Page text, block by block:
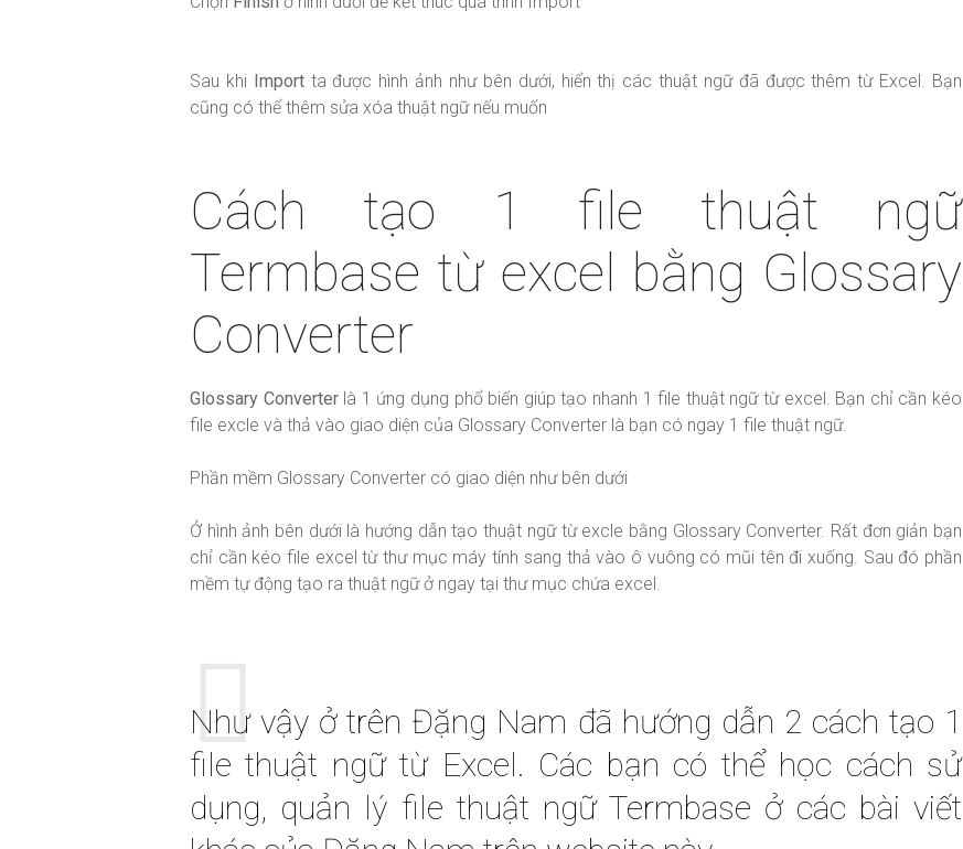
Sau khi Importta được hình ảnh như bên dưới, hiển thị các thuật ngữ đã được thêm từ Excel. Bạn
cũng có thể thêm sửa xóa thuật ngữ nếu muốn
Cách tạo 1 file thuật ngữ
Termbase từ excel bằng Glossary
Converter
Glossary Converter là 1 ứng dụng phổ biến giúp tạo nhanh 1 file thuật ngữ từ excel. Bạn chỉ cần kéo
file excle và thả vào giao diện của Glossary Converter là bạn có ngay 1 file thuật ngữ.
Phần mềm Glossary Converter có giao diện như bên dưới
Ở hình ảnh bên dưới là hướng dẫn tạo thuật ngữ từ excle bằng Glossary Converter. Rất đơn giản bạn
chỉ cần kéo file excel từ thư mục máy tính sang thả vào ô vuông có mũi tên đi xuống. Sau đó phần
mềm tự động tạo ra thuật ngữ ở ngay tại thư mục chứa excel.
Như vậy ở trên Đặng Nam đã hướng dẫn 2 cách tạo 1
file thuật ngữ từ Excel. Các bạn có thể học cách sử
dụng, quản lý file thuật ngữ Termbase ở các bài viết